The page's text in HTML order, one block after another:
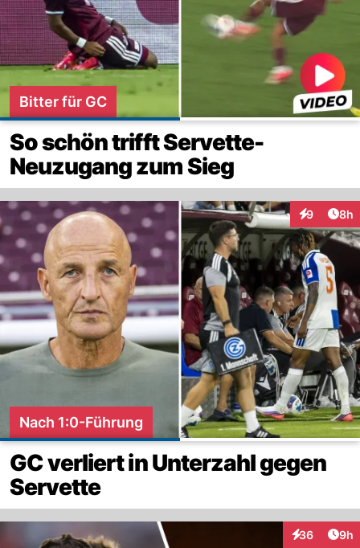
Bitter für GC
So schön trifft Servette-
Neuzugang zum Sieg
9 8h
Nach 1:0-Führung
GC verliert in Unterzahl gegen
Servette
36
Interaktionen
9h